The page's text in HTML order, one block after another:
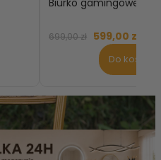
699,00 zł 599,00 zł
Do koszyka